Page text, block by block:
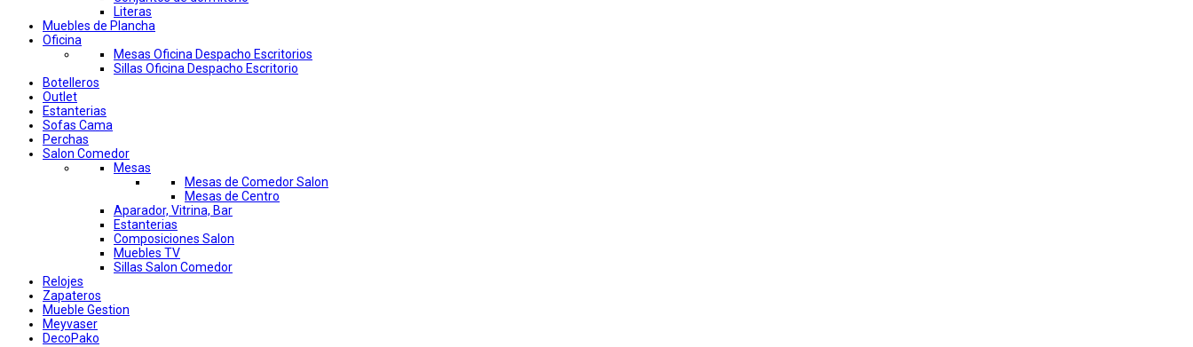
Literas
Muebles de Plancha
Oficina
Mesas Oficina Despacho Escritorios
Sillas Oficina Despacho Escritorio
Botelleros
Outlet
Estanterias
Sofas Cama
Perchas
Salon Comedor
Mesas
Mesas de Comedor Salon
Mesas de Centro
Aparador, Vitrina, Bar
Estanterias
Composiciones Salon
Muebles TV
Sillas Salon Comedor
Relojes
Zapateros
Mueble Gestion
Meyvaser
DecoPako